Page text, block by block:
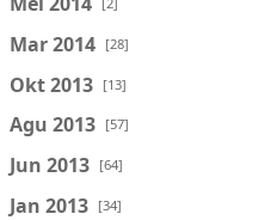
Mar 2014 [28]
Okt 2013 [13]
Agu 2013 [57]
Jun 2013 [64]
Jan 2013 [34]